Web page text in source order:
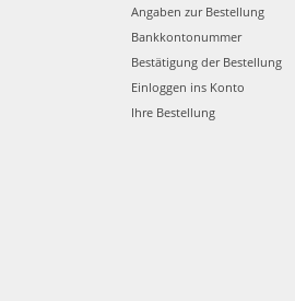
Angaben zur Bestellung
Bankkontonummer
Bestätigung der Bestellung
Einloggen ins Konto
Ihre Bestellung